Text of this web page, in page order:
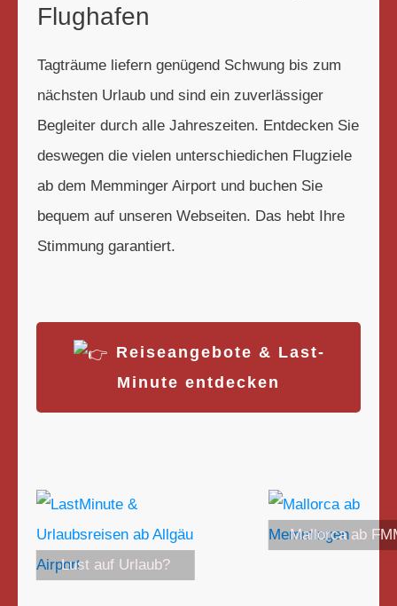
Flughafen
Tagträume liefern genügend Schwung bis zum
nächsten Urlaub und sind ein zuverlässiger
Begleiter durch alle Jahreszeiten. Entdecken Sie
deswegen die vielen unterschiedichen Flugziele
ab dem Memminger Airport und buchen Sie
bequem auf unseren Webseiten. Das hebt Ihre
Stimmung garantiert.
Reiseangebote & Last-
Minute entdecken
Lust auf Urlaub?
Mallorca ab